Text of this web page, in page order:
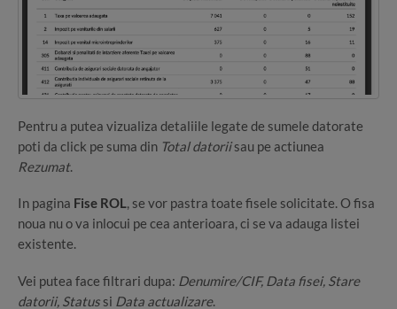
Pentru a putea vizualiza detaliile legate de sumele datorate
poti da click pe suma din Total datoriisau pe actiunea
Rezumat.
In pagina Fise ROL, se vor pastra toate fisele solicitate. O fisa
noua nu o va inlocui pe cea anterioara, ci se va adauga listei
existente.
Vei putea face filtrari dupa: Denumire/CIF, Data fisei, Stare
datorii, Status si Data actualizare.